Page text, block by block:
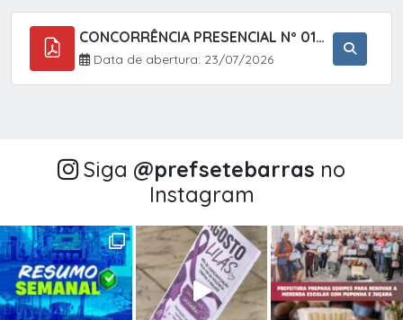
CONCORRÊNCIA PRESENCIAL Nº 018/2026 - PAVIMENTAÇÃO ASFÁLTICA NO BAIRRO VOTUPOCA ? ESTRADA DA RAPOSA, NO MUNICÍPIO DE SETE BARRAS/SP
Data de abertura: 23/07/2026
Siga @‌prefsetebarras no
Instagram